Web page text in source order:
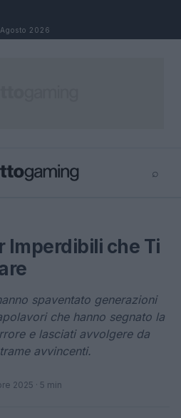
2026
⌕
Imperdibili che Ti
spaventato generazioni
che hanno segnato la
e lasciati avvolgere da
avvincenti.
2025 · 5 min